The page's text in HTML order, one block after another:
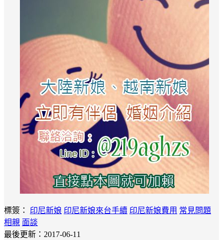
標簽： 印尼新娘 印尼新娘來台手續 印尼新娘費用 常見問題
相親 面談
最後更新：2017-06-11